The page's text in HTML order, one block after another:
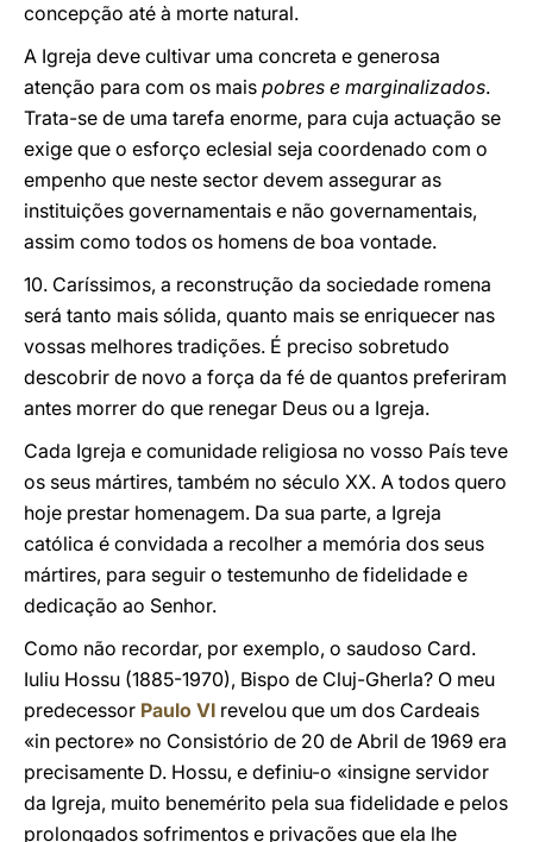
concepção até à morte natural.
A Igreja deve cultivar uma concreta e generosa
atenção para com os mais pobres e marginalizados.
Trata-se de uma tarefa enorme, para cuja actuação se
exige que o esforço eclesial seja coordenado com o
empenho que neste sector devem assegurar as
instituições governamentais e não governamentais,
assim como todos os homens de boa vontade.
10. Caríssimos, a reconstrução da sociedade romena
será tanto mais sólida, quanto mais se enriquecer nas
vossas melhores tradições. É preciso sobretudo
descobrir de novo a força da fé de quantos preferiram
antes morrer do que renegar Deus ou a Igreja.
Cada Igreja e comunidade religiosa no vosso País teve
os seus mártires, também no século XX. A todos quero
hoje prestar homenagem. Da sua parte, a Igreja
católica é convidada a recolher a memória dos seus
mártires, para seguir o testemunho de fidelidade e
dedicação ao Senhor.
Como não recordar, por exemplo, o saudoso Card.
Iuliu Hossu (1885-1970), Bispo de Cluj-Gherla? O meu
predecessor Paulo VI revelou que um dos Cardeais
«in pectore» no Consistório de 20 de Abril de 1969 era
precisamente D. Hossu, e definiu-o «insigne servidor
da Igreja, muito benemérito pela sua fidelidade e pelos
prolongados sofrimentos e privações que ela lhe